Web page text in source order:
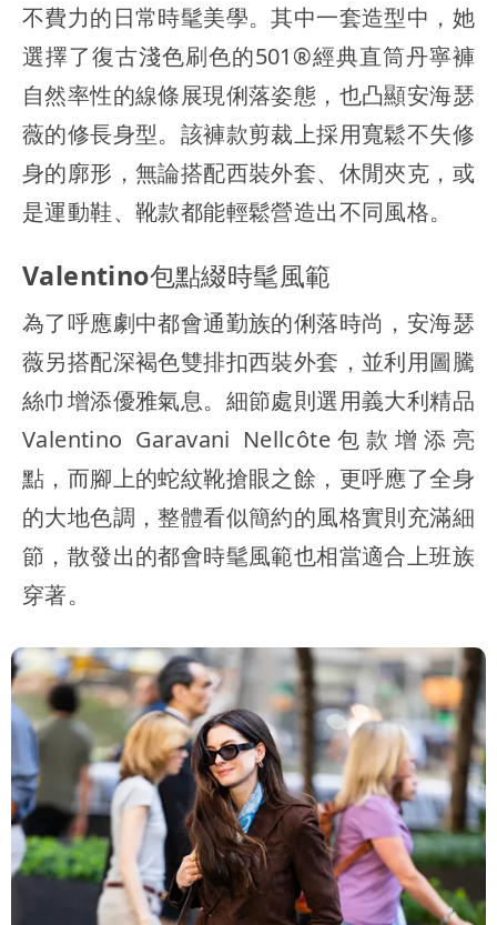
不費力的日常時髦美學。其中一套造型中，她
選擇了復古淺色刷色的501®經典直筒丹寧褲
自然率性的線條展現俐落姿態，也凸顯安海瑟
薇的修長身型。該褲款剪裁上採用寬鬆不失修
身的廓形，無論搭配西裝外套、休閒夾克，或
是運動鞋、靴款都能輕鬆營造出不同風格。
Valentino包點綴時髦風範
為了呼應劇中都會通勤族的俐落時尚，安海瑟
薇另搭配深褐色雙排扣西裝外套，並利用圖騰
絲巾增添優雅氣息。細節處則選用義大利精品
Valentino Garavani Nellcôte包款增添亮
點，而腳上的蛇紋靴搶眼之餘，更呼應了全身
的大地色調，整體看似簡約的風格實則充滿細
節，散發出的都會時髦風範也相當適合上班族
穿著。